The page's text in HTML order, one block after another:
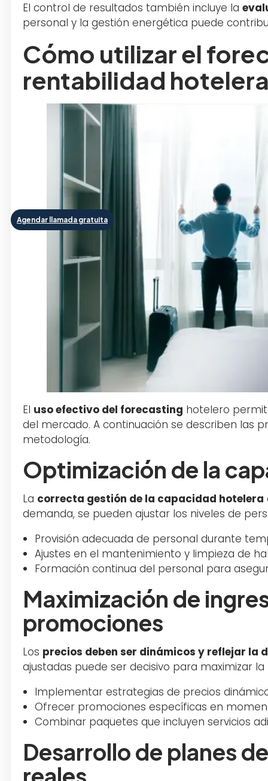
Agendar llamada gratuita
El control de resultados también incluye la
personal y la gestión energética puede
Cómo utilizar el
rentabilidad
El uso efectivo del forecasting hotelero
del mercado. A continuación se describen las
metodología.
Optimización de la
La correcta gestión de la capacidad hotelera
demanda, se pueden ajustar los niveles de
Provisión adecuada de personal durante
Ajustes en el mantenimiento y limpieza de
Formación continua del personal para
Maximización de
promociones
Los precios deben ser dinámicos y reflejar la
ajustadas puede ser decisivo para maximizar
Implementar estrategias de precios
Ofrecer promociones específicas en
Combinar paquetes que incluyen servicios
Desarrollo de planes